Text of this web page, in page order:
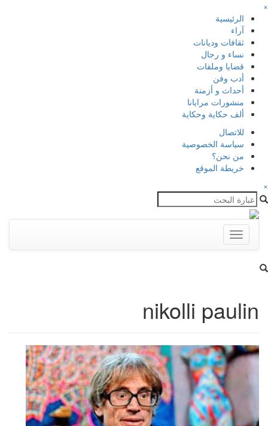
×
الرئيسية
آراء
ثقافات وديانات
نساء و رجال
قضايا وملفات
أدب وفن
أحداث و أزمنة
منشورات مرايانا
ألف حكاية وحكاية
للاتصال
سياسة الخصوصية
من نحن؟
خريطة الموقع
×
Toggle
navigation
nikolli paulin